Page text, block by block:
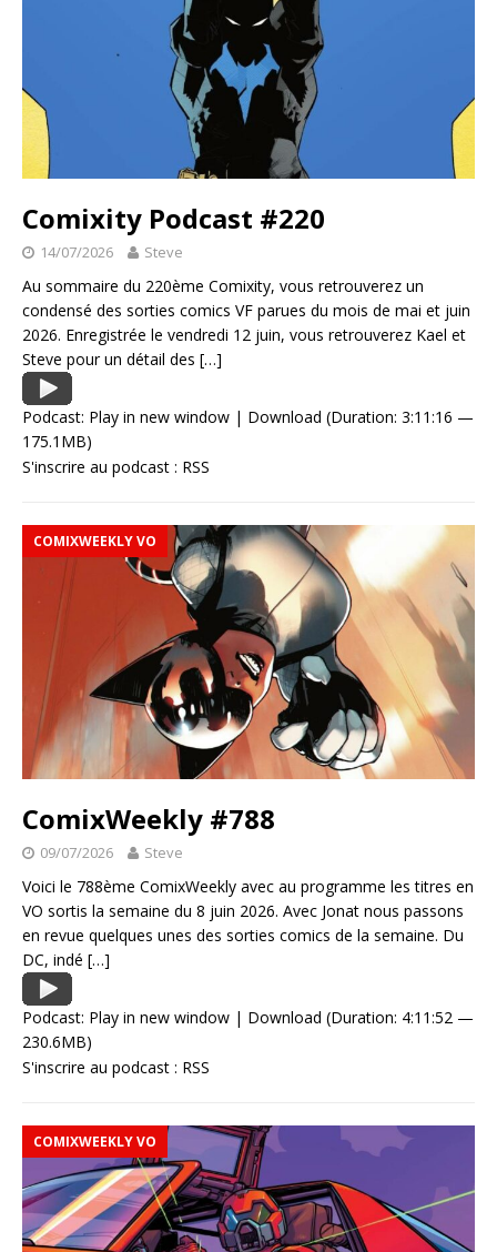
Comixity Podcast #220
14/07/2026 Steve
Au sommaire du 220ème Comixity, vous retrouverez un
condensé des sorties comics VF parues du mois de mai et juin
2026. Enregistrée le vendredi 12 juin, vous retrouverez Kael et
Steve pour un détail des […]
Podcast: Play in new window | Download (Duration: 3:11:16 —
175.1MB)
S'inscrire au podcast : RSS
COMIXWEEKLY VO
ComixWeekly #788
09/07/2026 Steve
Voici le 788ème ComixWeekly avec au programme les titres en
VO sortis la semaine du 8 juin 2026. Avec Jonat nous passons
en revue quelques unes des sorties comics de la semaine. Du
DC, indé […]
Podcast: Play in new window | Download (Duration: 4:11:52 —
230.6MB)
S'inscrire au podcast : RSS
COMIXWEEKLY VO